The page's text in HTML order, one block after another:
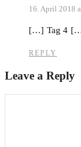
16. April 2018
[…] Tag 4
REPLY
Leave a Reply